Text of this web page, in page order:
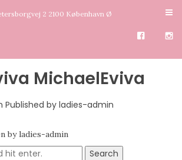
2 2100 København Ø
MichaelEviva
Published by ladies-admin
by ladies-admin
Search